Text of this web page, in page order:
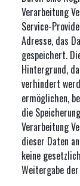
Verarbeitung
Service-
Adresse, das
gespeichert.
Hintergrund,
verhindert
ermöglichen,
die
Verarbeitung
dieser Daten
keine
Weitergabe